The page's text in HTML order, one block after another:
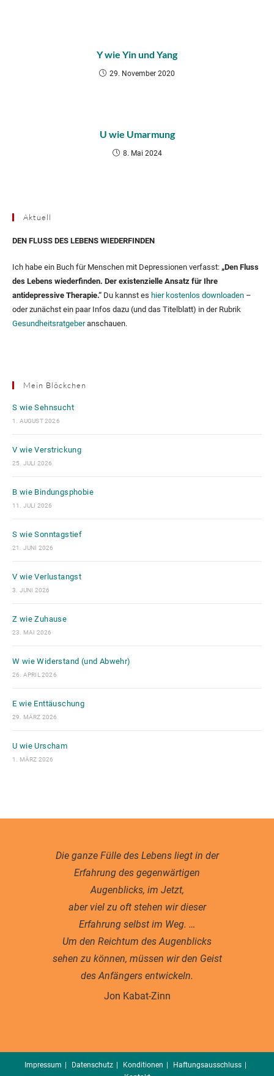
Y wie Yin und Yang
29. November 2020
U wie Umarmung
8. Mai 2024
Aktuell
DEN FLUSS DES LEBENS WIEDERFINDEN
Ich habe ein Buch für Menschen mit Depressionen verfasst: „Den Fluss
des Lebens wiederfinden. Der existenzielle Ansatz für Ihre
antidepressive Therapie.“ Du kannst es hier kostenlos downloaden –
oder zunächst ein paar Infos dazu (und das Titelblatt) in der Rubrik
Gesundheitsratgeberanschauen.
Mein Blöckchen
S wie Sehnsucht
1. AUGUST 2026
V wie Verstrickung
25. JULI 2026
B wie Bindungsphobie
11. JULI 2026
S wie Sonntagstief
21. JUNI 2026
V wie Verlustangst
3. JUNI 2026
Z wie Zuhause
23. MAI 2026
W wie Widerstand (und Abwehr)
26. APRIL 2026
E wie Enttäuschung
29. MÄRZ 2026
U wie Urscham
1. MÄRZ 2026
Die ganze Fülle des Lebens liegt in der
Erfahrung des gegenwärtigen
Augenblicks, im Jetzt,
aber viel zu oft stehen wir dieser
Erfahrung selbst im Weg. …
Um den Reichtum des Augenblicks
sehen zu können, müssen wir den Geist
des Anfängers entwickeln.
Jon Kabat-Zinn
Impressum Datenschutz Konditionen
Haftungsausschluss